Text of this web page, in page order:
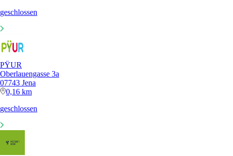
geschlossen
PŸUR
Oberlauengasse 3a
07743 Jena
0,16 km
geschlossen